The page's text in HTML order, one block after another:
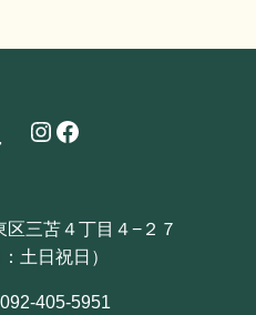
Instagram Facebook
三苫４丁目４−２７
土日祝日）
405-5951